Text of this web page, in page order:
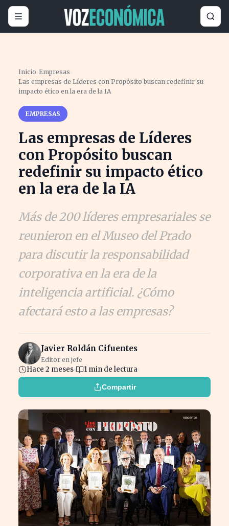
Inicio ›Empresas ›
Las empresas de Líderes con Propósito buscan redefinir su
impacto ético en la era de la IA
EMPRESAS
Las empresas de Líderes
con Propósito buscan
redefinir su impacto ético
en la era de la IA
Más de 200 líderes empresariales se
reunieron en el Museo del Prado
para discutir la responsabilidad
corporativa en la era de la
inteligencia artificial. ¿Cómo
afectará esto a las empresas?
Javier Roldán Cifuentes
Editor en jefe
Hace 2 meses 1 min de lectura
Compartir